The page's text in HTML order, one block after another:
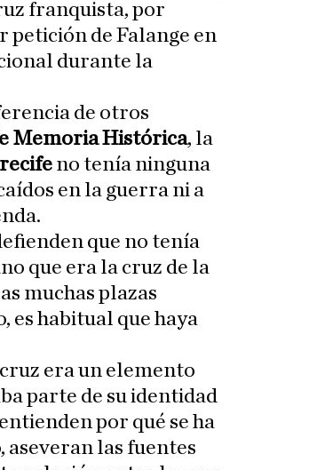
franquista, por
petición de Falange en
durante la
de otros
Memoria Histórica, la
no tenía ninguna
en la guerra ni a
que no tenía
que era la cruz de la
muchas plazas
es habitual que haya
era un elemento
parte de su identidad
por qué se ha
las fuentes